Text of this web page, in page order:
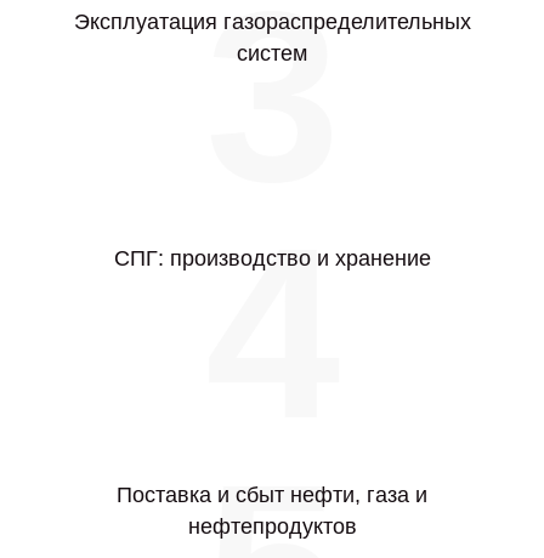
Эксплуатация газораспределительных
систем
3
СПГ: производство и хранение
4
Поставка и сбыт нефти, газа и
нефтепродуктов